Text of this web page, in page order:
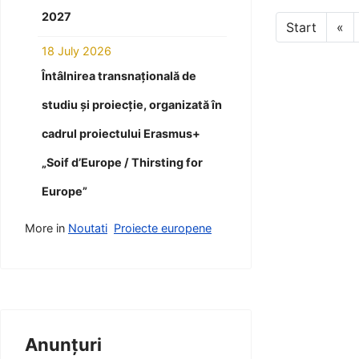
2027
18 July 2026
Întâlnirea transnațională de
studiu și proiecție, organizată în
cadrul proiectului Erasmus+
„Soif d’Europe / Thirsting for
Europe”
More in Noutati Proiecte europene
Anunțuri
Start «